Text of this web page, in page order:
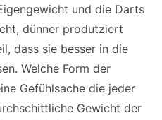
und die Darts
dünner produtziert
dass sie besser in die
Welche Form der
Gefühlsache die jeder
Gewicht der